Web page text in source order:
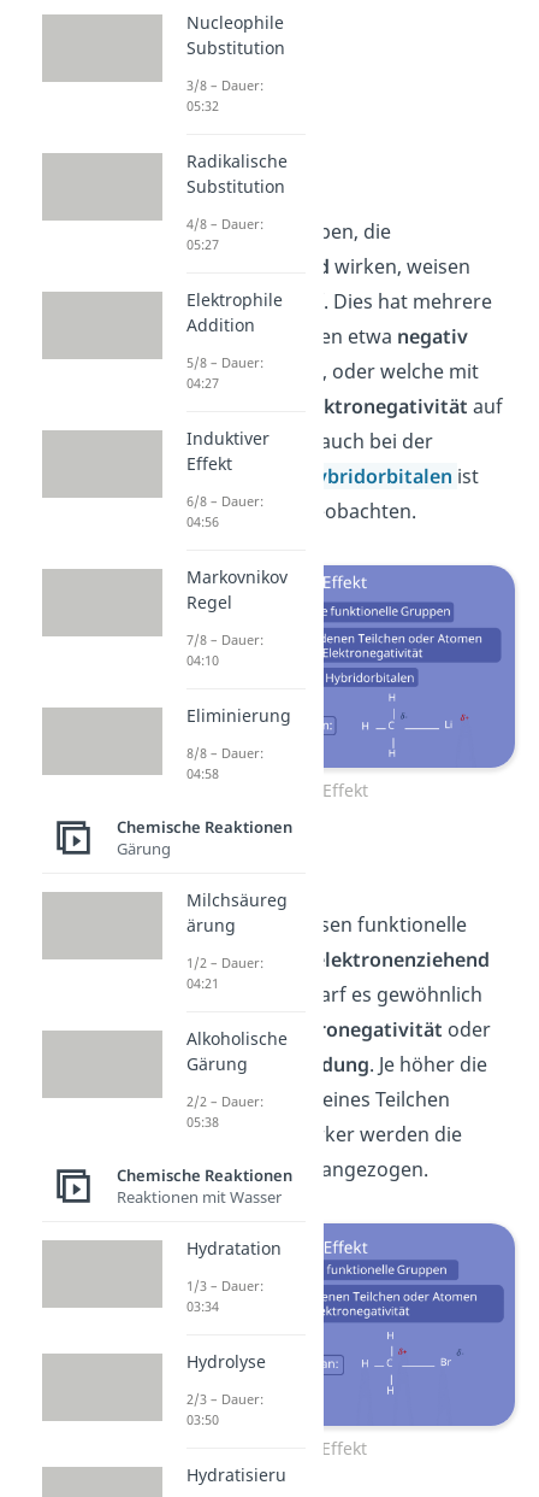
+I Effekt
Funktionelle Gruppen, die
elektronschiebend wirken, weisen
einen+I Effekt
auf. Dies hat mehrere
Ursachen. So wirken etwa negativ
geladene Teilchen , oder welche mit
Elektronegativität auf
diese Weise. Aber auch bei der
Ausbildung von
Hybridorbitalen ist
dieser Effekt zu beobachten.
+I Effekt
-I Effekt
Einen-I Effekt
weisen funktionelle
Gruppen auf, die
elektronenziehend
wirken. Dafür bedarf es gewöhnlich
einerhohenElektronegativität oder
einerpositiven Ladung. Je höher die
Elektronegativität eines Teilchen
ausfällt, umso stärker werden die
Elektronen davon angezogen.
-I Effekt
Nucleophile
Substitution
3/8 – Dauer:
05:32
Radikalische
Substitution
4/8 – Dauer:
05:27
Elektrophile
Addition
5/8 – Dauer:
04:27
Induktiver
Effekt
6/8 – Dauer:
04:56
Markovnikov
Regel
7/8 – Dauer:
04:10
Eliminierung
8/8 – Dauer:
04:58
Chemische Reaktionen
Gärung
Milchsäureg
ärung
1/2 – Dauer:
04:21
Alkoholische
Gärung
2/2 – Dauer:
05:38
Chemische Reaktionen
Reaktionen mit Wasser
Hydratation
1/3 – Dauer:
03:34
Hydrolyse
2/3 – Dauer:
03:50
Hydratisieru